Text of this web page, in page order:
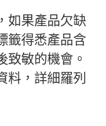
如果產品欠缺
籤得悉產品含
致敏的機會。
料，詳細羅列